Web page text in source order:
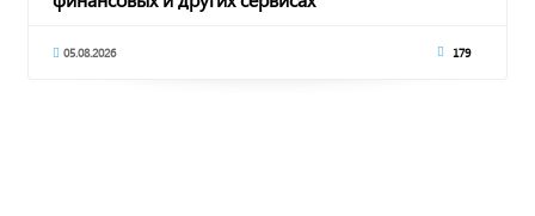
05.08.2026 179